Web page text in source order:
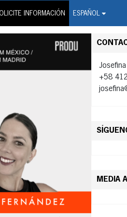
INFORMACIÓN ESPAÑOL
Wire Service
+58
MEDIA